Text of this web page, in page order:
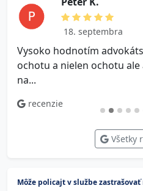
18. septembra
Vysoko hodnotím
ochotu a nielen ochotu
na...
recenzie
Všetky
Môže policajt v službe